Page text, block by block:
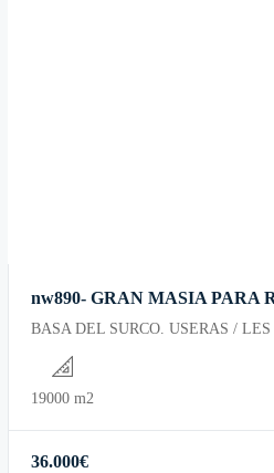
nw890- GRAN MASIA PARA
BASA DEL SURCO. USERAS / LES
19000 m2
36.000€